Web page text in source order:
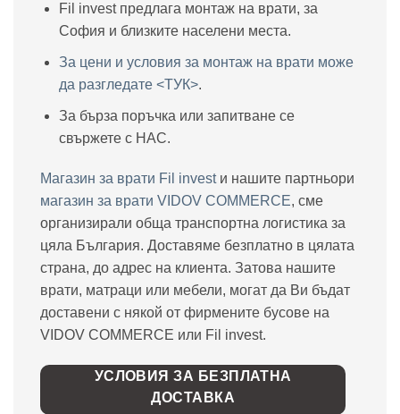
Fil invest предлага монтаж на врати, за
София и близките населени места.
За цени и условия за монтаж на врати може
да разгледате <ТУК>.
За бърза поръчка или запитване се
свържете с НАС.
Магазин за врати Fil investи нашите партньори
магазин за врати VIDOV COMMERCE, сме
организирали обща транспортна логистика за
цяла България. Доставяме безплатно в цялата
страна, до адрес на клиента. Затова нашите
врати, матраци или мебели, могат да Ви бъдат
доставени с някой от фирмените бусове на
VIDOV COMMERCE или Fil invest.
УСЛОВИЯ ЗА БЕЗПЛАТНА
ДОСТАВКА